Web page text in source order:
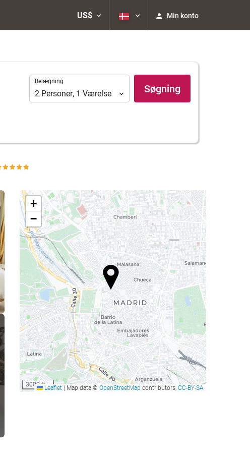
US$ Min konto
Belægning
Belægning
2 Personer, 1 Værelse Søgning
+
−
3000 ftLeaflet Map data © OpenStreetMap contributors, CC-BY-SA